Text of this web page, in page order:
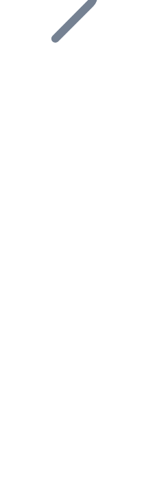
tuo ecosistema.
di rivenditori e
progetto al nostro servizio di